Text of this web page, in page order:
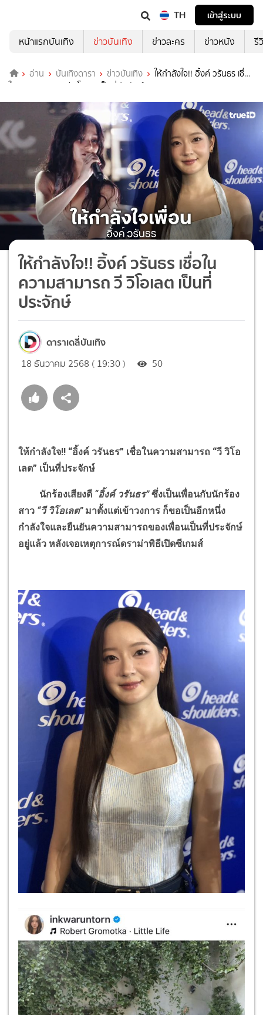
TH
เข้าสู่ระบบ
หน้าแรกบันเทิง
ข่าวบันเทิง ข่าวละคร ข่าวหนัง รี
อ่าน บันเทิงดารา ข่าวบันเทิง
ให้กำลังใจ!! อิ้งค์ วรันธร เชื่อ
ในความสามารถ วี วิโอเลต เป็นที่ประจักษ์
ให้กำลังใจ!! อิ้งค์ วรันธร เชื่อใน
ความสามารถ วี วิโอเลต เป็นที่
ประจักษ์
ดาราเดลี่บันเทิง
18 ธันวาคม 2568 ( 19:30 ) 50
ให้กำลังใจ!! “อิ้งค์ วรันธร” เชื่อในความสามารถ “วี วิโอ
เลต” เป็นที่ประจักษ์
นักร้องเสียงดี “อิ้งค์ วรันธร”ซึ่งเป็นเพื่อนกับนักร้อง
สาว “วี วิโอเลต”มาตั้งแต่เข้าวงการ ก็ขอเป็นอีกหนึ่ง
กำลังใจและยืนยันความสามารถของเพื่อนเป็นที่ประจักษ์
อยู่แล้ว หลังเจอเหตุการณ์ดราม่าพิธีเปิดซีเกมส์